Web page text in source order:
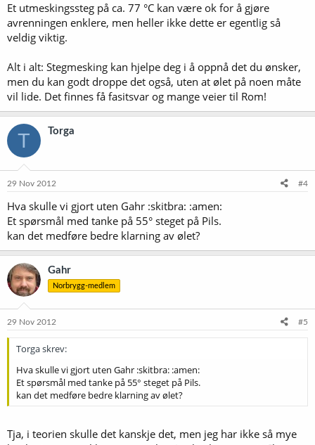
Et utmeskingssteg på ca. 77 °C kan være ok for å gjøre
avrenningen enklere, men heller ikke dette er egentlig så
veldig viktig.
Alt i alt: Stegmesking kan hjelpe deg i å oppnå det du ønsker,
men du kan godt droppe det også, uten at ølet på noen måte
vil lide. Det finnes få fasitsvar og mange veier til Rom!
T Torga
29 Nov 2012 #4
Hva skulle vi gjort uten Gahr :skitbra: :amen:
Et spørsmål med tanke på 55° steget på Pils.
kan det medføre bedre klarning av ølet?
Gahr
Norbrygg-medlem
29 Nov 2012 #5
Torga skrev:
Hva skulle vi gjort uten Gahr :skitbra: :amen:
Et spørsmål med tanke på 55° steget på Pils.
kan det medføre bedre klarning av ølet?
Tja, i teorien skulle det kanskje det, men jeg har ikke så mye